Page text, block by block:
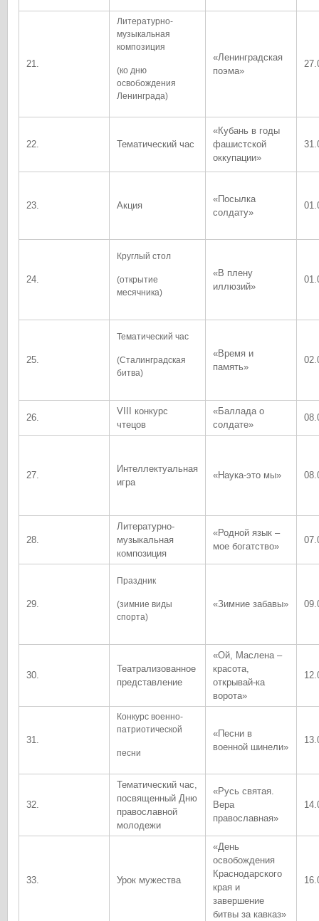
21.
Литературно-
музыкальная
композиция
(ко дню
освобождения
Ленинграда)
«Ленинградская
поэма»
22. Тематический час
«Кубань в годы
фашистской
оккупации»
23. Акция
«Посылка
солдату»
24.
Круглый стол
(открытие
месячника)
«В плену
иллюзий»
25.
Тематический час
(Сталинградская
битва)
«Время и
память»
26.
VIII конкурс
чтецов
«Баллада о
солдате»
27.
Интеллектуальная
игра
«Наука-это мы»
28.
Литературно-
музыкальная
композиция
«Родной язык –
мое богатство»
29.
Праздник
(зимние виды
спорта)
«Зимние забавы»
30.
Театрализованное
представление
«Ой, Маслена –
красота,
открывай-ка
ворота»
31.
Конкурс военно-
патриотической
песни
«Песни в
военной шинели»
32.
Тематический час,
посвященный Дню
православной
молодежи
«Русь святая.
Вера
православная»
33. Урок мужества
«День
освобождения
Краснодарского
края и
завершение
битвы за кавказ»